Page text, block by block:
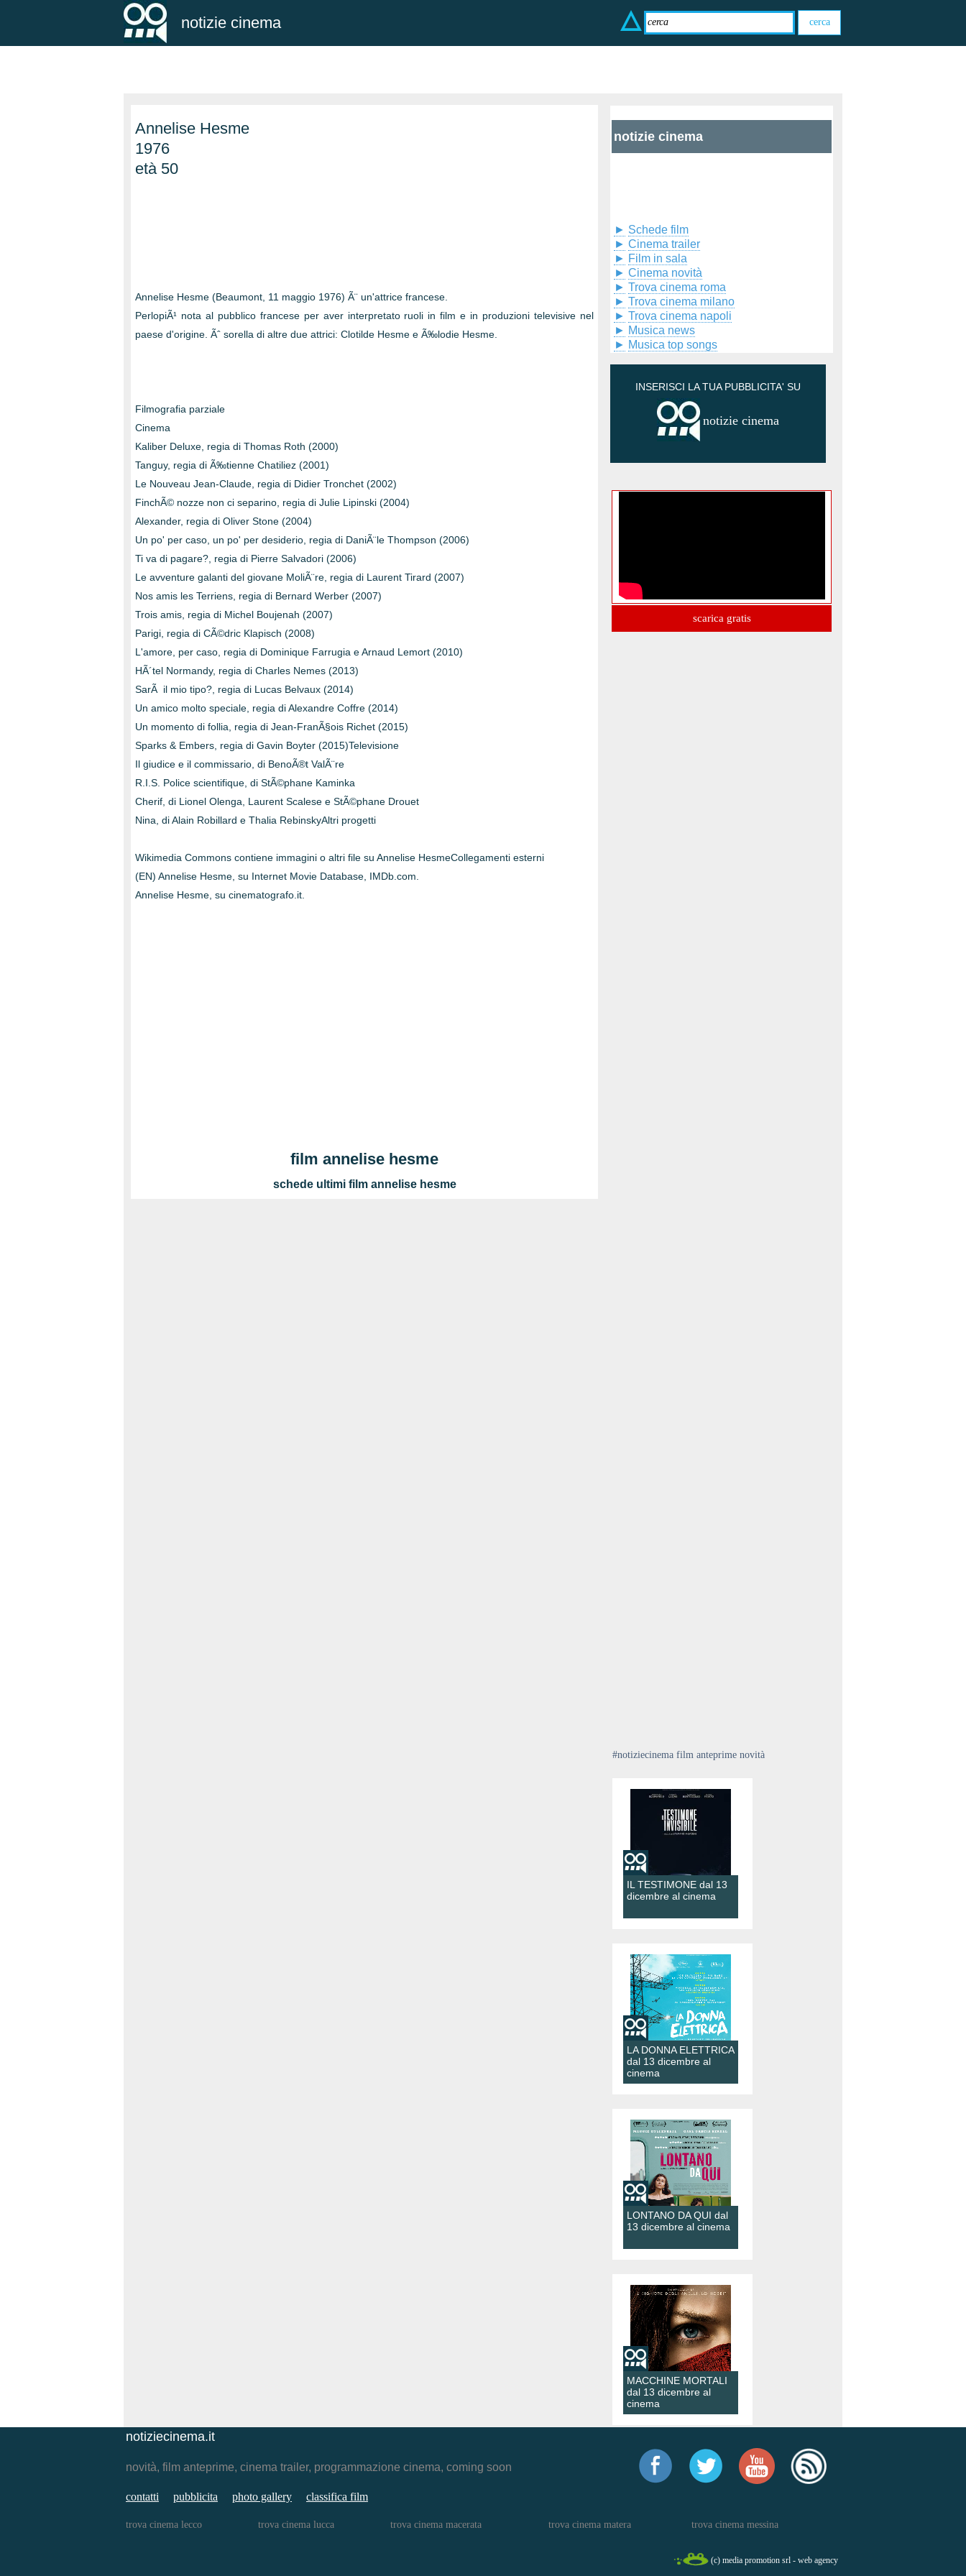
notizie cinema
Annelise Hesme
1976
età 50
Annelise Hesme (Beaumont, 11 maggio 1976) Ã¨ un'attrice francese.
PerlopiÃ¹ nota al pubblico francese per aver interpretato ruoli in film e in produzioni televisive nel
paese d'origine. Ãˆ sorella di altre due attrici: Clotilde Hesme e Ã‰lodie Hesme.
Filmografia parziale
Cinema
Kaliber Deluxe, regia di Thomas Roth (2000)
Tanguy, regia di Ã‰tienne Chatiliez (2001)
Le Nouveau Jean-Claude, regia di Didier Tronchet (2002)
FinchÃ© nozze non ci separino, regia di Julie Lipinski (2004)
Alexander, regia di Oliver Stone (2004)
Un po' per caso, un po' per desiderio, regia di DaniÃ¨le Thompson (2006)
Ti va di pagare?, regia di Pierre Salvadori (2006)
Le avventure galanti del giovane MoliÃ¨re, regia di Laurent Tirard (2007)
Nos amis les Terriens, regia di Bernard Werber (2007)
Trois amis, regia di Michel Boujenah (2007)
Parigi, regia di CÃ©dric Klapisch (2008)
L'amore, per caso, regia di Dominique Farrugia e Arnaud Lemort (2010)
HÃ´tel Normandy, regia di Charles Nemes (2013)
SarÃ il mio tipo?, regia di Lucas Belvaux (2014)
Un amico molto speciale, regia di Alexandre Coffre (2014)
Un momento di follia, regia di Jean-FranÃ§ois Richet (2015)
Sparks & Embers, regia di Gavin Boyter (2015)Televisione
Il giudice e il commissario, di BenoÃ®t ValÃ¨re
R.I.S. Police scientifique, di StÃ©phane Kaminka
Cherif, di Lionel Olenga, Laurent Scalese e StÃ©phane Drouet
Nina, di Alain Robillard e Thalia RebinskyAltri progetti
Wikimedia Commons contiene immagini o altri file su Annelise HesmeCollegamenti esterni
(EN) Annelise Hesme, su Internet Movie Database, IMDb.com.
Annelise Hesme, su cinematografo.it.
film annelise hesme
schede ultimi film annelise hesme
notizie cinema
► Schede film
► Cinema trailer
► Film in sala
► Cinema novità
► Trova cinema roma
► Trova cinema milano
► Trova cinema napoli
► Musica news
► Musica top songs
INSERISCI LA TUA PUBBLICITA' SU
notizie cinema
scarica gratis
#notiziecinema film anteprime novità
IL TESTIMONE dal 13
dicembre al cinema
LA DONNA ELETTRICA
dal 13 dicembre al
cinema
LONTANO DA QUI dal
13 dicembre al cinema
MACCHINE MORTALI
dal 13 dicembre al
cinema
notiziecinema.it
novità, film anteprime, cinema trailer, programmazione cinema, coming soon
contatti pubblicita photo gallery classifica film
trova cinema lecco trova cinema lucca trova cinema macerata trova cinema matera trova cinema messina
(c) media promotion srl - web agency